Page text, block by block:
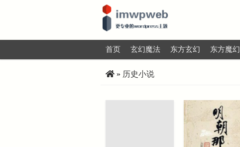
首页 玄幻魔法 东方玄幻 东方魔幻
» 历史小说